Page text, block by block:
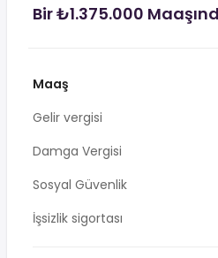
Bir ₺1.375.000
Maaş
Gelir vergisi
Damga Vergisi
Sosyal Güvenlik
İşsizlik sigortası